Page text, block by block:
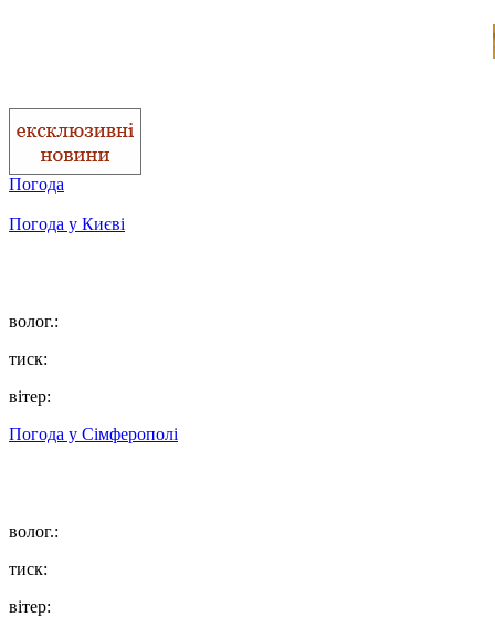
Погода
Погода у Києві
волог.:
тиск:
вітер:
Погода у Сімферополі
волог.:
тиск:
вітер: